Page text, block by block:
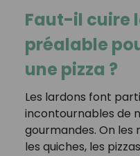
Faut-il cuire
préalable
une pizza ?
Les lardons font
incontournables de
gourmandes. On
les quiches, les